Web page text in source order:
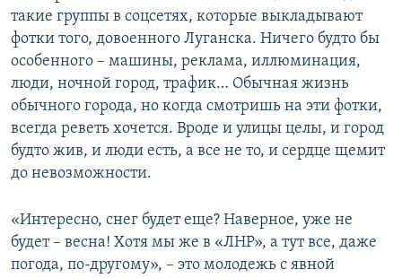
такие группы в соцсетях, которые выкладывают
фотки того, довоенного Луганска. Ничего будто бы
особенного – машины, реклама, иллюминация,
люди, ночной город, трафик… Обычная жизнь
обычного города, но когда смотришь на эти фотки,
всегда реветь хочется. Вроде и улицы целы, и город
будто жив, и люди есть, а все не то, и сердце щемит
до невозможности.
«Интересно, снег будет еще? Наверное, уже не
будет – весна! Хотя мы же в «ЛНР», а тут все, даже
погода, по-другому», – это молодежь с явной